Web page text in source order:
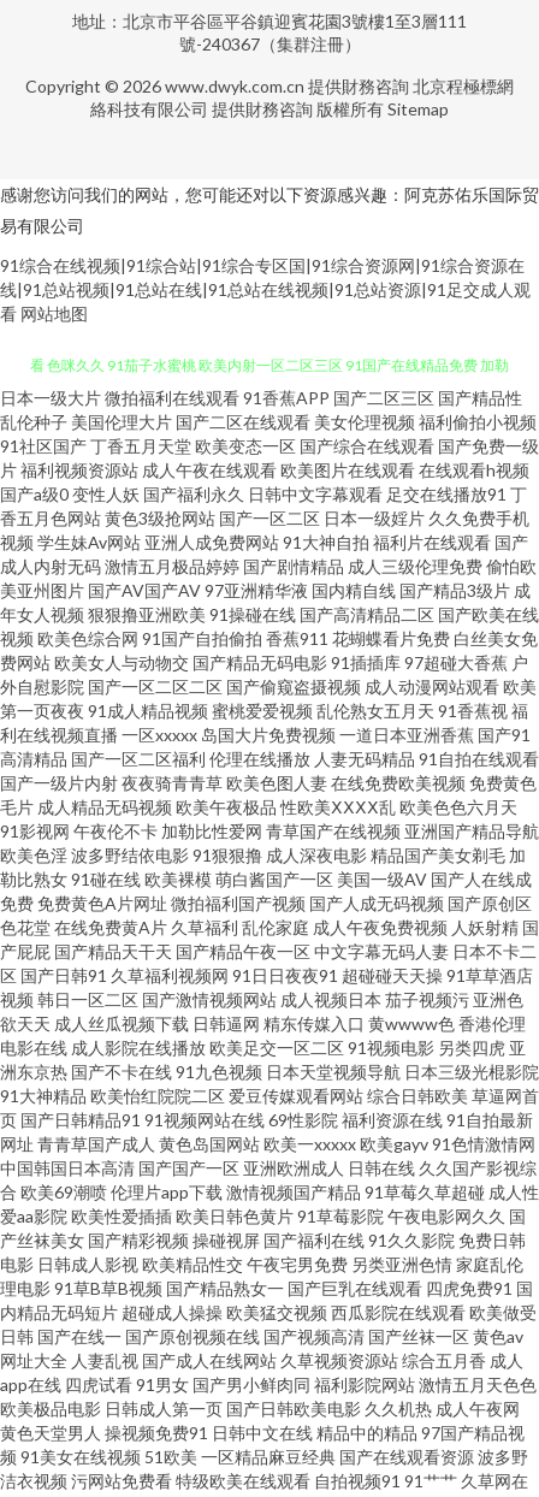
地址：北京市平谷區平谷鎮迎賓花園3號樓1至3層111
號-240367（集群注冊）
Copyright © 2026www.dwyk.com.cn 提供財務咨詢 北京程極標網
絡科技有限公司 提供財務咨詢 版權所有Sitemap
感谢您访问我们的网站，您可能还对以下资源感兴趣：阿克苏佑乐国际贸
易有限公司
91综合在线视频|91综合站|91综合专区国|91综合资源网|91综合资源在
线|91总站视频|91总站在线|91总站在线视频|91总站资源|91足交成人观
看 网站地图
AV在线免费播放人妻 91tv影院观看免费 伊人亚洲真人 操碰免费视频在线观
看 色咪久久 91茄子水蜜桃 欧美内射一区二区三区 91国产在线精品免费 加勒
比伊人影院 91超碰色 成人碰碰视 玖玖re 玖玖爱资源网 午夜免费福利视频 国
内精品偷拍青青草原 91蜜拍 国产成人午夜在线 日韩福利导航官网 91很很爱
www91操 激情综合色播网 色蜜桃av免费羞羞 91麻豆视频新地址 影音先锋毛
片资源 精品传媒精品网站 1024在线视频 人妻福利98 91户外露出在线观看 国
产第一页啪啪 日本五月花影院入口 91大神小视频网址 丰满熟妇大乳做爰视
频 日本三级99 91爱爱爱 91字慕网 免费91 91Z网站 成人精品大片在线看 婷婷
五月激情开心深爱 91网红在线视频 美日欧韩一二三 1024看片成人版 抖阴在
线免费看 av不卡在线电影网 精品亚洲无码一区二区 日日韩日韩日韩AV 三级
中文av 日本成人网片 91va在线观看 91精品亚洲 91青娱乐在线观看 95国产在
线 91精品资源 日韩欧美色图 国产精品四五六七区 91高跟丝袜在线观看 午夜
私人 欧美www女同 国产91福利 91视频网站精选大全 青青草视频 五月花A片
亚洲Av无吗观看 日本亚洲国产婷婷 91综合网在线视频 国产一区啪啪 欧美色
资源网 尤物视频网 91熟女热 99性网 国产熟女一区 狼人大香蕉男人 91看片婬
黄大片网址 精品伊人大香蕉 www福利姬com 91国精产品 中文字幕37页 色网
址国产全资源在线 日韩TVAV 欧美后入 国产专区中文字幕 国产传媒自拍 91在
饯黑丝 传煤精品入口 91偷拍字幕视频 91第一福利 新不卡Av在线观看 日本ar
不卡 欧美色图色导航 91福利姬视频网站 91国产首业 91胖次 91干逼免费
日本一级大片微拍福利在线观看91香蕉APP 国产二区三区 国产精品性
乱伦种子 美国伦理大片 国产二区在线观看 美女伦理视频 福利偷拍小视频
91社区国产丁香五月天堂欧美变态一区 国产综合在线观看 国产免费一级
片福利视频资源站 成人午夜在线观看欧美图片在线观看在线观看h视频
国产a级0变性人妖 国产福利永久 日韩中文字幕观看 足交在线播放91 丁
香五月色网站黄色3级抢网站 国产一区二区 日本一级婬片 久久免费手机
视频 学生妹Av网站 亚洲人成免费网站91大神自拍 福利片在线观看 国产
成人内射无码激情五月极品婷婷 国产剧情精品 成人三级伦理免费偷怕欧
美亚州图片 国产AV国产AV97亚洲精华液 国内精自线 国产精品3级片 成
年女人视频 狠狠撸亚洲欧美 91操碰在线 国产高清精品二区 国产欧美在线
视频 欧美色综合网 91国产自拍偷拍 香蕉911 花蝴蝶看片免费 白丝美女免
费网站欧美女人与动物交 国产精品无码电影91插插库97超碰大香蕉 户
外自慰影院 国产一区二区二区 国产偷窥盗摄视频 成人动漫网站观看欧美
第一页夜夜 91成人精品视频 蜜桃爱爱视频 乱伦熟女五月天 91香蕉视福
利在线视频直播 一区xxxxx 岛国大片免费视频 一道日本亚洲香蕉 国产91
高清精品 国产一区二区福利 伦理在线播放 人妻无码精品 91自拍在线观看
国产一级片内射夜夜骑青青草欧美色图人妻在线免费欧美视频 免费黄色
毛片 成人精品无码视频 欧美午夜极品 性欧美ⅩⅩⅩⅩ乱欧美色色六月天
91影视网 午夜伦不卡 加勒比性爱网 青草国产在线视频 亚洲国产精品导航
欧美色淫波多野结依电影91狠狠撸 成人深夜电影精品国产美女剃毛 加
勒比熟女91碰在线欧美裸模萌白酱国产一区 美国一级AV 国产人在线成
免费免费黄色A片网址 微拍福利国产视频 国产人成无码视频 国产原创区
色花堂在线免费黄A片 久草福利 乱伦家庭 成人午夜免费视频 人妖射精 国
产屁屁 国产精品天干天 国产精品午夜一区中文字幕无码人妻 日本不卡二
区 国产日韩91 久草福利视频网 91日日夜夜91 超碰碰天天操91草草酒店
视频 韩日一区二区 国产激情视频网站 成人视频日本 茄子视频污 亚洲色
欲天天 成人丝瓜视频下载 日韩逼网 精东传媒入口 黄wwww色香港伦理
电影在线 成人影院在线播放欧美足交一区二区91视频电影 另类四虎 亚
洲东京热 国产不卡在线91九色视频 日本天堂视频导航 日本三级光棍影院
91大神精品 欧美怡红院院二区 爱豆传媒观看网站综合日韩欧美 草逼网首
页 国产日韩精品91 91视频网站在线69性影院 福利资源在线91自拍最新
网址 青青草国产成人 黄色岛国网站欧美一xxxxx欧美gayv91色情激情网
中国韩国日本高清 国产国产一区 亚洲欧洲成人 日韩在线 久久国产影视综
合 欧美69潮喷伦理片app下载 激情视频国产精品 91草莓久草超碰 成人性
爱aa影院 欧美性爱插插欧美日韩色黄片91草莓影院 午夜电影网久久 国
产丝袜美女 国产精彩视频 操碰视屏 国产福利在线91久久影院 免费日韩
电影 日韩成人影视欧美精品性交午夜宅男免费 另类亚洲色情家庭乱伦
理电影91草B草B视频 国产精品熟女一 国产巨乳在线观看 四虎免费91 国
内精品无码短片 超碰成人操操欧美猛交视频 西瓜影院在线观看欧美做受
日韩 国产在线一 国产原创视频在线 国产视频高清 国产丝袜一区黄色av
网址大全 人妻乱视 国产成人在线网站 久草视频资源站综合五月香 成人
app在线 四虎试看91男女 国产男小鲜肉同 福利影院网站激情五月天色色
欧美极品电影 日韩成人第一页 国产日韩欧美电影 久久机热 成人午夜网
黄色天堂男人 操视频免费91 日韩中文在线精品中的精品 97国产精品视
频 91美女在线视频 51欧美 一区精品麻豆经典 国产在线观看资源波多野
洁衣视频 污网站免费看特级欧美在线观看 自拍视频91 91艹艹 久草网在